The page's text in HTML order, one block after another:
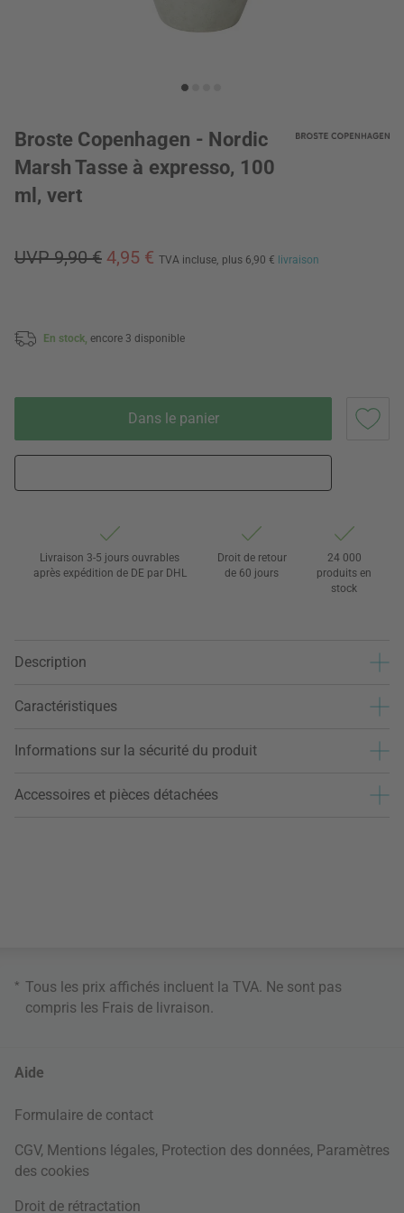
Broste Copenhagen - Nordic
Marsh Tasse à expresso, 100
ml, vert
UVP 9,90 € 4,95 € TVA incluse, plus 6,90 € livraison
En stock, encore 3 disponible
Dans le panier
Livraison 3-5 jours ouvrables
après expédition de DE par DHL
Droit de retour
de 60 jours
24 000
produits en
stock
Description
Caractéristiques
Informations sur la sécurité du produit
Accessoires et pièces détachées
* Tous les prix affichés incluent la TVA. Ne sont pas
compris les Frais de livraison
Aide
Formulaire de contact
CGV, Mentions légales, Protection des données, Paramètres
des cookies
Droit de rétractation